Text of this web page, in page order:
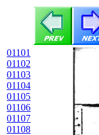
01101
01102
01103
01104
01105
01106
01107
01108